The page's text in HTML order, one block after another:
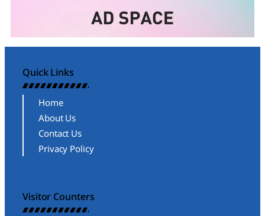
Quick Links
Home
About Us
Contact Us
Privacy Policy
Visitor Counters